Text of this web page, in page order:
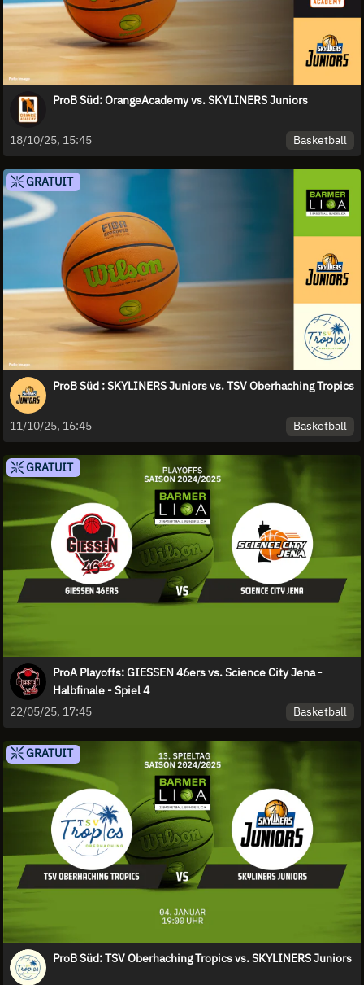
ProB Süd: OrangeAcademy vs. SKYLINERS Juniors
18/10/25, 15:45 Basketball
GRATUIT
ProB Süd : SKYLINERS Juniors vs. TSV Oberhaching Tropics
11/10/25, 16:45 Basketball
GRATUIT
ProA Playoffs: GIESSEN 46ers vs. Science City Jena -
Halbfinale - Spiel 4
22/05/25, 17:45
Basketball
GRATUIT
ProB Süd: TSV Oberhaching Tropics vs. SKYLINERS Juniors